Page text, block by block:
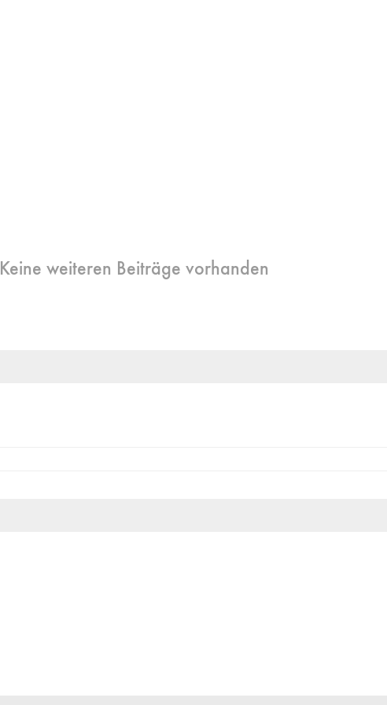
Keine weiteren Beiträge vorhanden